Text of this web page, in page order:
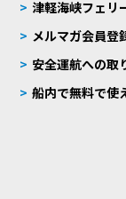
津軽海峡フェリ
メルマガ会員登
安全運航への取
船内で無料で使